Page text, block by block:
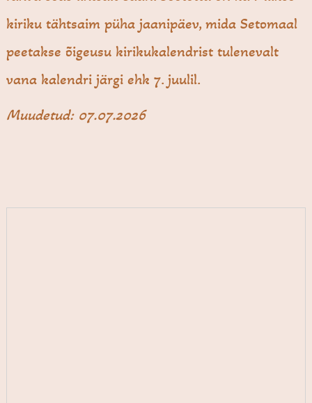
kiriku tähtsaim püha jaanipäev, mida Setomaal
peetakse õigeusu kirikukalendrist tulenevalt
vana kalendri järgi ehk 7. juulil.
Muudetud: 07.07.2026